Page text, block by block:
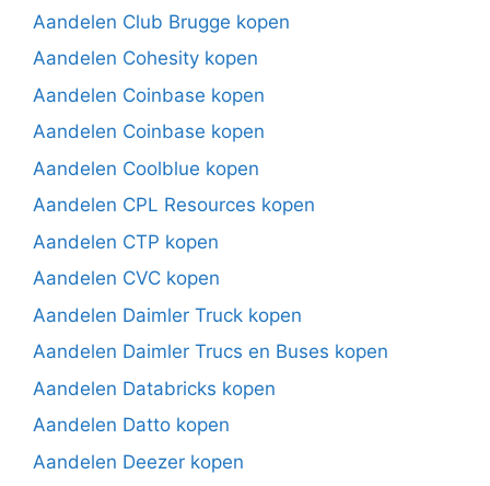
Aandelen Club Brugge kopen
Aandelen Cohesity kopen
Aandelen Coinbase kopen
Aandelen Coinbase kopen
Aandelen Coolblue kopen
Aandelen CPL Resources kopen
Aandelen CTP kopen
Aandelen CVC kopen
Aandelen Daimler Truck kopen
Aandelen Daimler Trucs en Buses kopen
Aandelen Databricks kopen
Aandelen Datto kopen
Aandelen Deezer kopen